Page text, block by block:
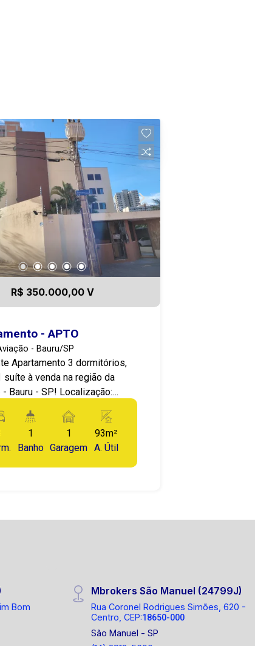
R$ 350.000,00 V
- APTO
- Bauru/SP
Apartamento 3 dormitórios,
suíte à venda na região da
350.000,00 Area
Apresentamos este
Apartamento! Boa posição! 3
com armários, sendo 1
sacada, banheiro social,
O condomínio tem 4
posto de gasolina, a poucos
de avenidas, faculdade, com
1
Banho
1
Garagem
93m²
A. Útil
Bom
Mbrokers São Manuel (24799J)
Rua Coronel Rodrigues Simões, 620 -
Centro, CEP:18650-000
São Manuel - SP